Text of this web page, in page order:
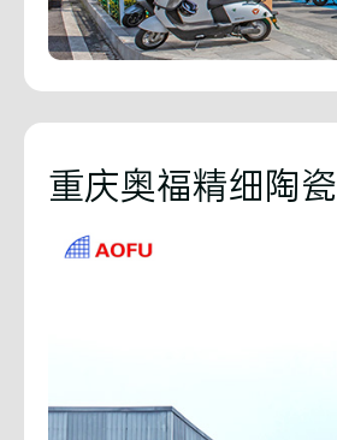
重庆奥福精细陶